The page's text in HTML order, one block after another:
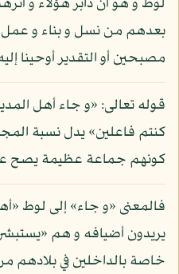
لوط و هو أن دابر هؤلاء و
بعدهم من نسل و بناء و
مصبحين أو التقدير أوحينا
قوله تعالى: «و جاء أهل
كنتم فاعلين» يدل نسبة
كونهم جماعة عظيمة يصح
فالمعنى «و جاء» إلى لوط
يريدون أضيافه و هم
خاصة بالداخلين في بلادهم